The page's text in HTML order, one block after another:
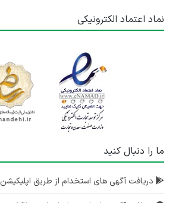
نماد اعتماد الکترونیکی
ما را دنبال کنید
دریافت آگهی های استخدام از طریق اپلیکیشن